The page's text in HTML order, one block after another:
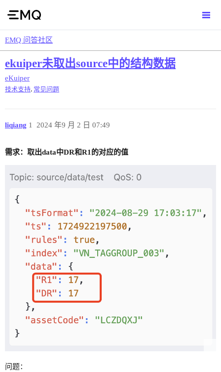
EMQ 问答社区
ekuiper未取出source中的结构数据
eKuiper
技术支持 常见问题
liqiang 2024 年9 月 2 日 07:49
1
需求：取出data中DR和R1的对应的值
问题：